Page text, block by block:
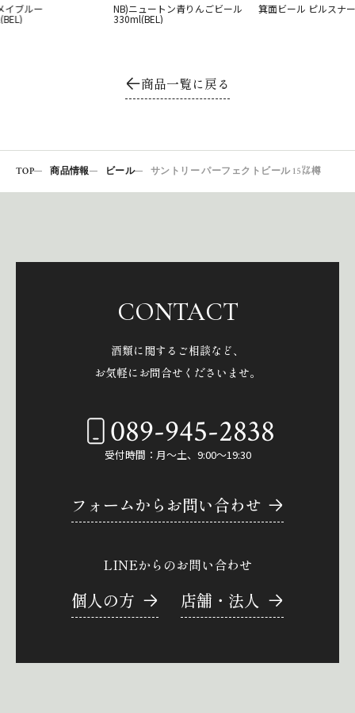
イブルー NB)ニュートン青りんごビール
330ml(BEL)
箕面ビール ピルスナ
商品一覧に戻る
TOP 商品情報 ビール サントリー パーフェクトビール 15㍑樽
CONTACT
酒類に関するご相談など、
お気軽にお問合せくださいませ。
089-945-2838
受付時間：月～土、9:00～19:30
フォームからお問い合わせ
LINEからのお問い合わせ
個人の方 店舗・法人